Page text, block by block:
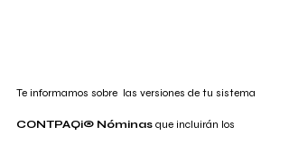
Te informamos sobre  las versiones de tu sistema
CONTPAQi® Nóminas que incluirán los